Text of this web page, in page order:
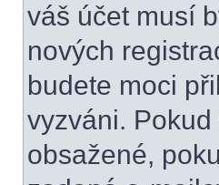
váš účet musí
nových
budete moci
vyzváni.
obsažené,